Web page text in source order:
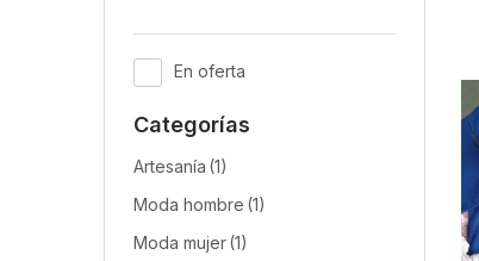
En oferta
Categorías
Artesanía (1)
Moda hombre (1)
Moda mujer(1)